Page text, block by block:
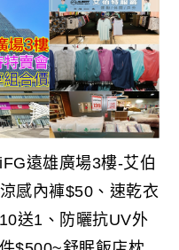
遠雄廣場3樓-艾伯
感內褲$50、速乾衣
送1、防曬抗UV外